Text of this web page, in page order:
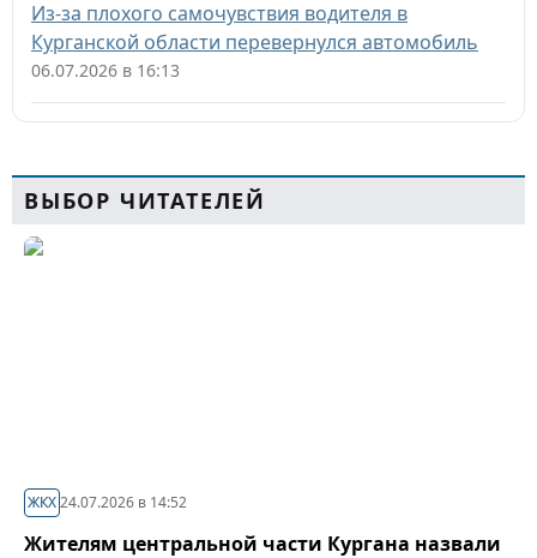
Из-за плохого самочувствия водителя в
Курганской области перевернулся автомобиль
06.07.2026 в 16:13
ВЫБОР ЧИТАТЕЛЕЙ
ЖКХ24.07.2026 в 14:52
Жителям центральной части Кургана назвали